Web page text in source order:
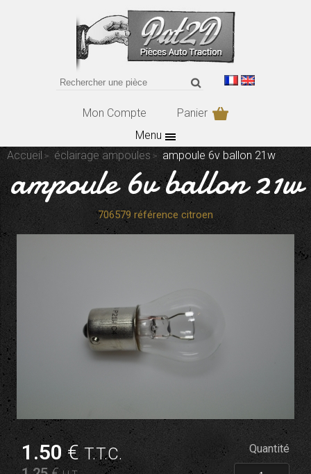
Mon Compte
Panier
Menu
Accueil
éclairage ampoules ampoule 6v ballon 21w
ampoule 6v ballon 21w
706579 référence citroen
1 .50€T.T.C. Quantité